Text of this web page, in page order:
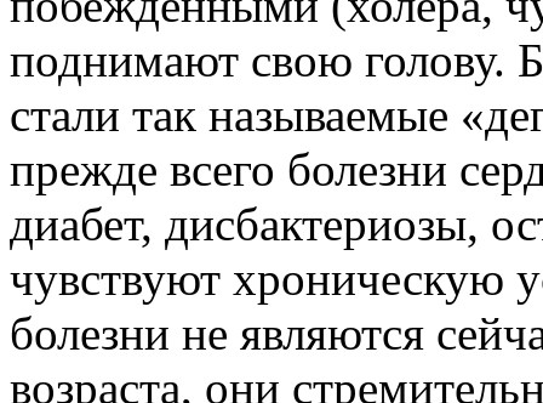
поднимают свою голову.
стали так называемые
прежде всего болезни
диабет, дисбактериозы,
чувствуют хроническую
болезни не являются
возраста, они